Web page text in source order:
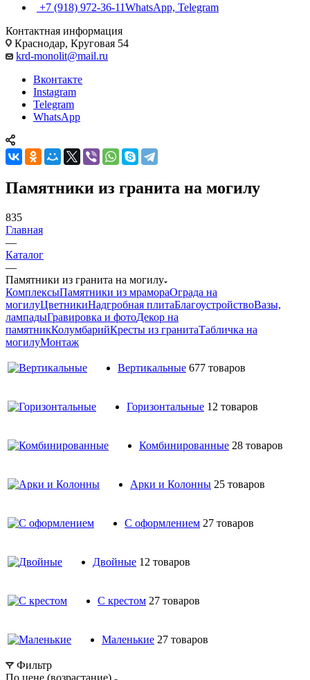
+7 (918) 972-36-11WhatsApp, Telegram
Контактная информация
Краснодар, Круговая 54
krd-monolit@mail.ru
Вконтакте
Instagram
Telegram
WhatsApp
Памятники из гранита на могилу
835
Главная
—
Каталог
—
Памятники из гранита на могилу
КомплексыПамятники из мрамораОграда на
могилуЦветникиНадгробная плитаБлагоустройствоВазы,
лампадыГравировка и фотоДекор на
памятникКолумбарийКресты из гранитаТабличка на
могилуМонтаж
Вертикальные 677 товаров
Горизонтальные 12 товаров
Комбинированные 28 товаров
Арки и Колонны 25 товаров
С оформлением 27 товаров
Двойные 12 товаров
С крестом 27 товаров
Маленькие 27 товаров
Фильтр
По цене (возрастание)